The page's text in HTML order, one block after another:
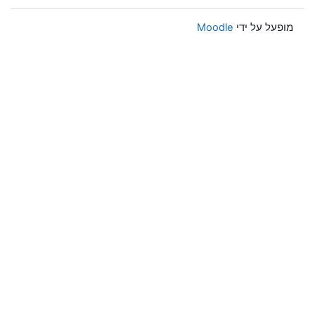
מופעל על ידי Moodle